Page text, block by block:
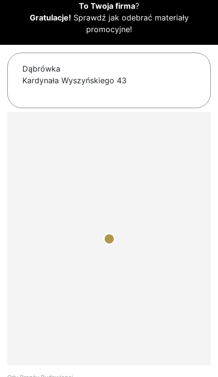
To Twoja firma?
Gratulacje! Sprawdź jak odebrać materiały
promocyjne!
Dąbrówka
Kardynała Wyszyńskiego 43